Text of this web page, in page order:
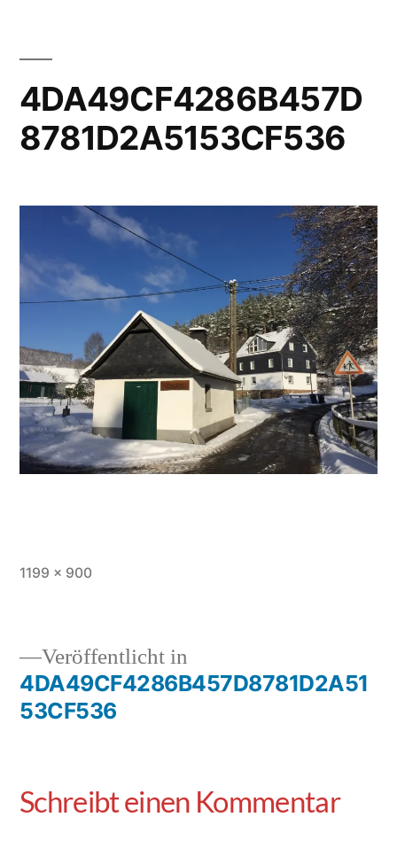
4DA49CF4286B457D
8781D2A5153CF536
1199 × 900
Veröffentlicht in
4DA49CF4286B457D8781D2A51
53CF536